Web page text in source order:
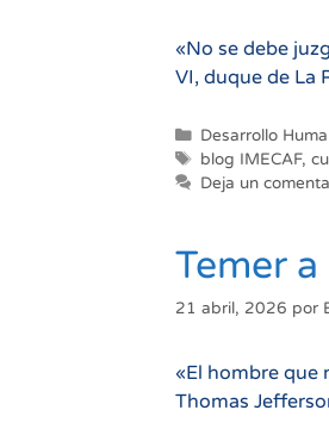
«No se debe
VI, duque de La
Categorías
Desarrollo
Etiquetas
blog IMECAF,
Deja un
Temer
21 abril, 2026 por
«El hombre que
Thomas